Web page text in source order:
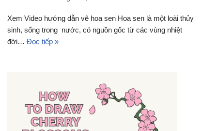
Xem Video hướng dẫn vẽ hoa sen Hoa sen là một loài thủy
sinh, sống trong nước, có nguồn gốc từ các vùng nhiệt
đới… Đọc tiếp »